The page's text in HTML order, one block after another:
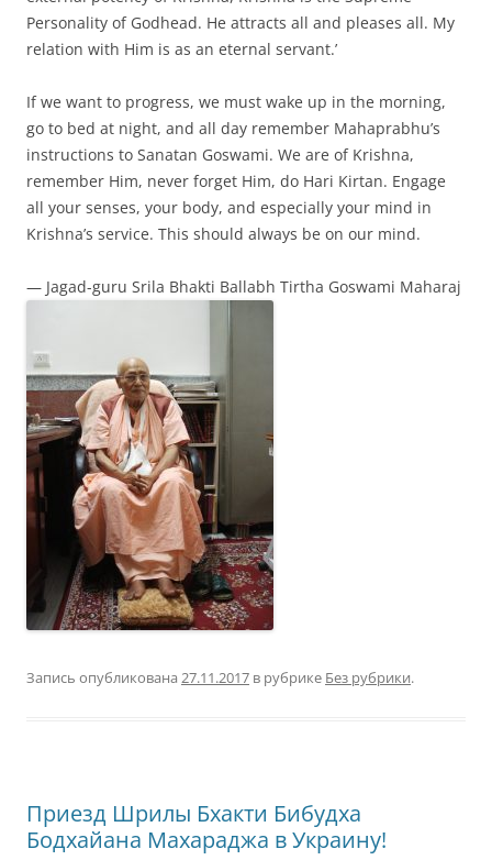
Personality of Godhead. He attracts all and pleases all. My
relation with Him is as an eternal servant.’
If we want to progress, we must wake up in the morning,
go to bed at night, and all day remember Mahaprabhu’s
instructions to Sanatan Goswami. We are of Krishna,
remember Him, never forget Him, do Hari Kirtan. Engage
all your senses, your body, and especially your mind in
Krishna’s service. This should always be on our mind.
— Jagad-guru Srila Bhakti Ballabh Tirtha Goswami Maharaj
Запись опубликована 27.11.2017 в рубрике Без рубрики.
Приезд Шрилы Бхакти Бибудха
Бодхайана Махараджа в Украину!